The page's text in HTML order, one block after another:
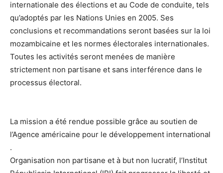
internationale des élections et au Code de conduite, tels
qu’adoptés par les Nations Unies en 2005. Ses
conclusions et recommandations seront basées sur la loi
mozambicaine et les normes électorales internationales.
Toutes les activités seront menées de manière
strictement non partisane et sans interférence dans le
processus électoral.
La mission a été rendue possible grâce au soutien de
l’Agence américaine pour le développement international
.
Organisation non partisane et à but non lucratif, l’Institut